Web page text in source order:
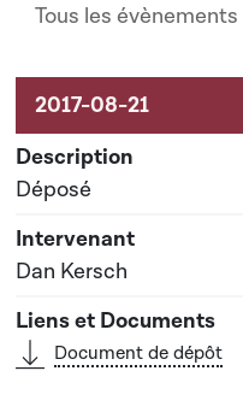
Tous les évènements
Activités liées au dossier
Déposé
Dan Kersch
Document de dépôt